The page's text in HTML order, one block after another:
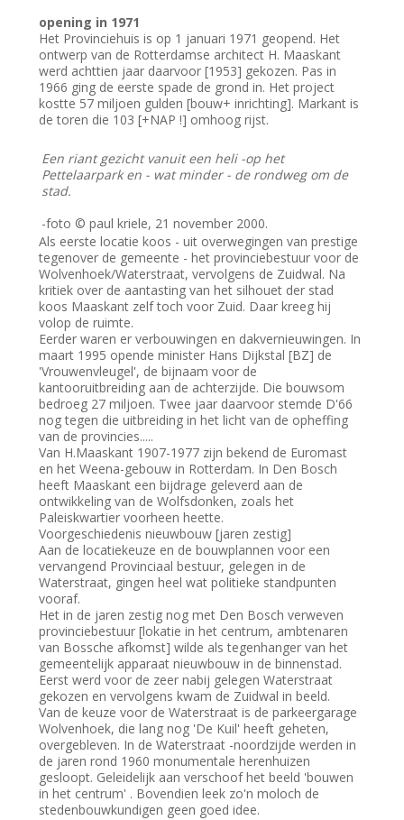
opening in 1971
Het Provinciehuis is op 1 januari 1971 geopend. Het
ontwerp van de Rotterdamse architect H. Maaskant
werd achttien jaar daarvoor [1953] gekozen. Pas in
1966 ging de eerste spade de grond in. Het project
kostte 57 miljoen gulden [bouw+ inrichting]. Markant is
de toren die 103 [+NAP !] omhoog rijst.
Een riant gezicht vanuit een heli -op het
Pettelaarpark en - wat minder - de rondweg om de
stad.
-foto © paul kriele, 21 november 2000.
Als eerste locatie koos - uit overwegingen van prestige
tegenover de gemeente - het provinciebestuur voor de
Wolvenhoek/Waterstraat, vervolgens de Zuidwal. Na
kritiek over de aantasting van het silhouet der stad
koos Maaskant zelf toch voor Zuid. Daar kreeg hij
volop de ruimte.
Eerder waren er verbouwingen en dakvernieuwingen. In
maart 1995 opende minister Hans Dijkstal [BZ] de
'Vrouwenvleugel', de bijnaam voor de
kantooruitbreiding aan de achterzijde. Die bouwsom
bedroeg 27 miljoen. Twee jaar daarvoor stemde D'66
nog tegen die uitbreiding in het licht van de opheffing
van de provincies.....
Van H.Maaskant 1907-1977 zijn bekend de Euromast
en het Weena-gebouw in Rotterdam. In Den Bosch
heeft Maaskant een bijdrage geleverd aan de
ontwikkeling van de Wolfsdonken, zoals het
Paleiskwartier voorheen heette.
Voorgeschiedenis nieuwbouw [jaren zestig]
Aan de locatiekeuze en de bouwplannen voor een
vervangend Provinciaal bestuur, gelegen in de
Waterstraat, gingen heel wat politieke standpunten
vooraf.
Het in de jaren zestig nog met Den Bosch verweven
provinciebestuur [lokatie in het centrum, ambtenaren
van Bossche afkomst] wilde als tegenhanger van het
gemeentelijk apparaat nieuwbouw in de binnenstad.
Eerst werd voor de zeer nabij gelegen Waterstraat
gekozen en vervolgens kwam de Zuidwal in beeld.
Van de keuze voor de Waterstraat is de parkeergarage
Wolvenhoek, die lang nog 'De Kuil' heeft geheten,
overgebleven. In de Waterstraat -noordzijde werden in
de jaren rond 1960 monumentale herenhuizen
gesloopt. Geleidelijk aan verschoof het beeld 'bouwen
in het centrum' . Bovendien leek zo'n moloch de
stedenbouwkundigen geen goed idee.